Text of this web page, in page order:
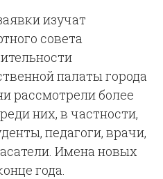
изучат
совета
палаты города
рассмотрели более
них, в частности,
педагоги, врачи,
Имена новых
года.